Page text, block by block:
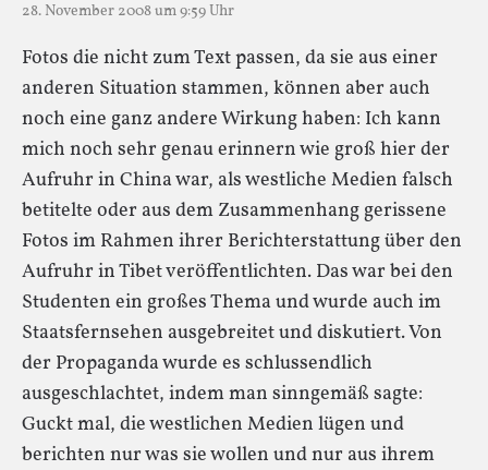
28. November 2008 um 9:59 Uhr
Fotos die nicht zum Text passen, da sie aus einer
anderen Situation stammen, können aber auch
noch eine ganz andere Wirkung haben: Ich kann
mich noch sehr genau erinnern wie groß hier der
Aufruhr in China war, als westliche Medien falsch
betitelte oder aus dem Zusammenhang gerissene
Fotos im Rahmen ihrer Berichterstattung über den
Aufruhr in Tibet veröffentlichten. Das war bei den
Studenten ein großes Thema und wurde auch im
Staatsfernsehen ausgebreitet und diskutiert. Von
der Propaganda wurde es schlussendlich
ausgeschlachtet, indem man sinngemäß sagte:
Guckt mal, die westlichen Medien lügen und
berichten nur was sie wollen und nur aus ihrem